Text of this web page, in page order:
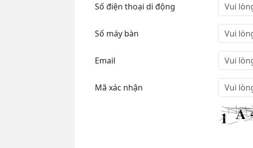
Số điện thoại di động
Số máy bàn
Email
Mã xác nhận